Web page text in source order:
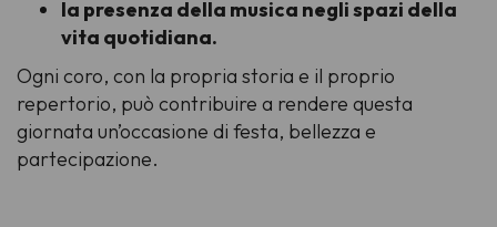
la presenza della musica negli spazi della
vita quotidiana.
Ogni coro, con la propria storia e il proprio
repertorio, può contribuire a rendere questa
giornata un’occasione di festa, bellezza e
partecipazione.